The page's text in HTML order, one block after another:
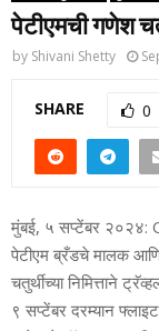
पेटीएमची गणेश
by Shivani Shetty
SHARE 0
मुंबई, ५ सप्टेंबर
पेटीएम ब्रँडचे मालक
चतुर्थीच्या निमित्ताने
९ सप्टेंबर दरम्यान